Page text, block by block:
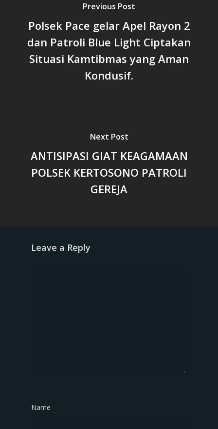
Previous Post
Polsek Pace gelar Apel Rayon 2
dan Patroli Blue Light Ciptakan
Situasi Kamtibmas yang Aman
Kondusif.
Next Post
ANTISIPASI GIAT KEAGAMAAN
POLSEK KERTOSONO PATROLI
GEREJA
Leave a Reply
Name